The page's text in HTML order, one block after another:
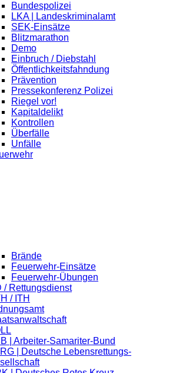
Bundespolizei
LKA | Landeskriminalamt
SEK-Einsätze
Blitzmarathon
Demo
Einbruch / Diebstahl
Öffentlichkeitsfahndung
Prävention
Pressekonferenz Polizei
Riegel vor!
Kapitaldelikt
Kontrollen
Überfälle
Unfälle
Brände
Feuerwehr-Einsätze
Feuerwehr-Übungen
/ Rettungsdienst
/ ITH
| Arbeiter-Samariter-Bund
| Deutsche Lebensrettungs-